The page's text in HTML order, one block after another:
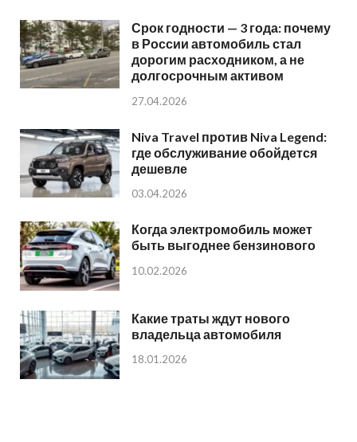
Срок годности — 3 года: почему
в России автомобиль стал
дорогим расходником, а не
долгосрочным активом
27.04.2026
Niva Travel против Niva Legend:
где обслуживание обойдется
дешевле
03.04.2026
Когда электромобиль может
быть выгоднее бензинового
10.02.2026
Какие траты ждут нового
владельца автомобиля
18.01.2026